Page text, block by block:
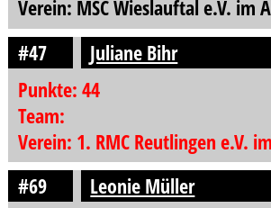
Verein: MSC Wieslauftal e.V. im
#47
Juliane Bihr
Punkte: 44
Team:
Verein: 1. RMC Reutlingen e.V.
#69
Leonie Müller